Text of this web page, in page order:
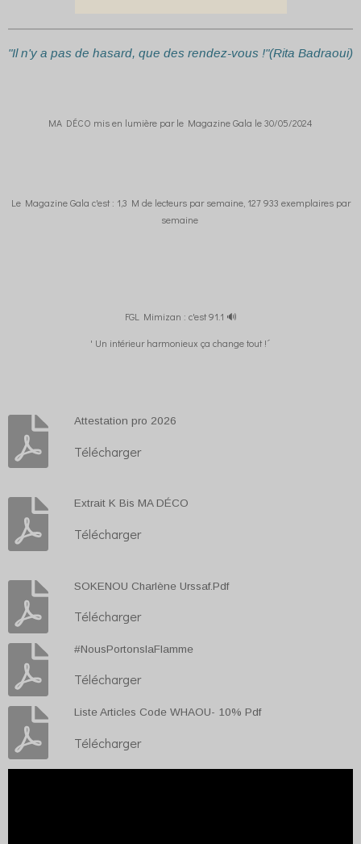
"Il n'y a pas de hasard, que des rendez-vous !"(Rita Badraoui)
MA DÉCO mis en lumière par le Magazine Gala le 30/05/2024
Le Magazine Gala c'est : 1,3 M de lecteurs par semaine, 127 933 exemplaires par
semaine
FGL Mimizan : c'est 91.1 🔊
' Un intérieur harmonieux ça change tout !´
Attestation pro 2026
Télécharger
Extrait K Bis MA DÉCO
Télécharger
SOKENOU Charlène Urssaf.Pdf
Télécharger
#NousPortonslaFlamme
Télécharger
Liste Articles Code WHAOU- 10% Pdf
Télécharger